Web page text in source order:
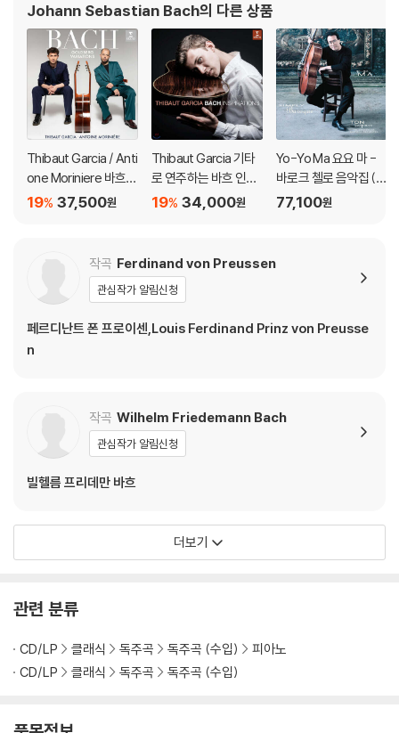
였다. 종교적 작품은 기존 구교 음
Johann Sebastian Bach의 다른 상품
Thibaut Garcia / Anti
one Moriniere 바흐:
골드베르크 변주곡 (B
37,500원
19%
Thibaut Garcia 기타
로 연주하는 바흐 인스
퍼레이션 (Bach Inspir
34,000원
19%
Yo-Yo Ma 요요 마 -
바로크 첼로 음악집 (Si
mply Baroque) [청록
77,100원
작곡 Ferdinand von Preussen
관심작가 알림신청
페르디난트 폰 프로이센,Louis Ferdinand Prinz von Preusse
n
작곡 Wilhelm Friedemann Bach
관심작가 알림신청
빌헬름 프리데만 바흐
더보기
관련 분류
CD/LP 클래식 독주곡 독주곡 (수입)
피아노
CD/LP
클래식 독주곡 독주곡 (수입)